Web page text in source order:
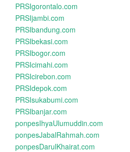
PRSIgorontalo.com
PRSIjambi.com
PRSIbandung.com
PRSIbekasi.com
PRSIbogor.com
PRSIcimahi.com
PRSIcirebon.com
PRSIdepok.com
PRSIsukabumi.com
PRSIbanjar.com
ponpesIhyaUlumuddin.com
ponpesJabalRahmah.com
ponpesDarulKhairat.com